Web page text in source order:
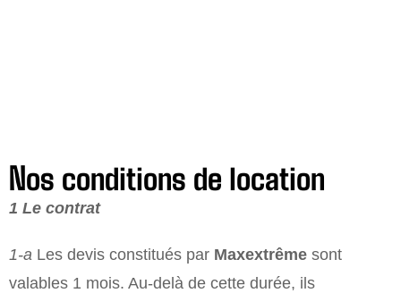
Nos conditions de location
1 Le contrat
1-­a Les devis constitués par Maxextrême sont
valables 1 mois. Au-delà de cette durée, ils